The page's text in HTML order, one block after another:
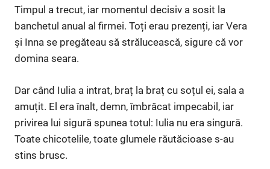
Timpul a trecut, iar momentul decisiv a sosit la
banchetul anual al firmei. Toți erau prezenți, iar Vera
și Inna se pregăteau să strălucească, sigure că vor
domina seara.
Dar când Iulia a intrat, braț la braț cu soțul ei, sala a
amuțit. El era înalt, demn, îmbrăcat impecabil, iar
privirea lui sigură spunea totul: Iulia nu era singură.
Toate chicotelile, toate glumele răutăcioase s-au
stins brusc.